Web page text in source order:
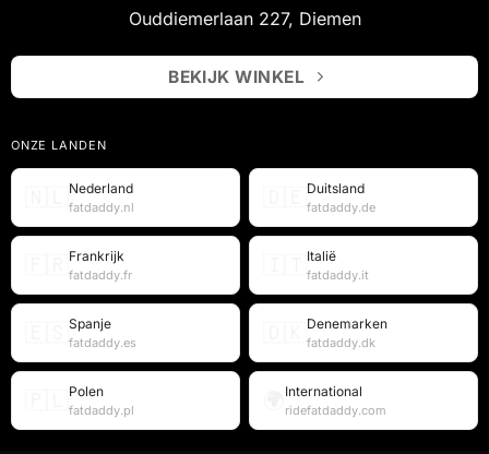
Ouddiemerlaan 227, Diemen
BEKIJK WINKEL
ONZE LANDEN
Nederland
fatdaddy.nl
Duitsland
fatdaddy.de
Frankrijk
fatdaddy.fr
Italië
fatdaddy.it
Spanje
fatdaddy.es
Denemarken
fatdaddy.dk
Polen
fatdaddy.pl
International
ridefatdaddy.com